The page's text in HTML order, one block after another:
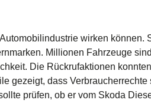
wirken können.
Millionen Fahrzeuge
Die Rückrufaktionen
gezeigt, dass
prüfen, ob er vom Skoda